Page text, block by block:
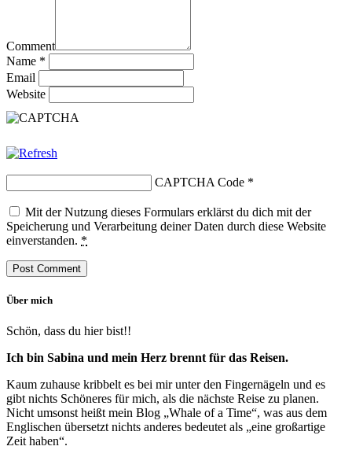
Comment
Name *
Email
Website
CAPTCHA Code *
Mit der Nutzung dieses Formulars erklärst du dich mit der
Speicherung und Verarbeitung deiner Daten durch diese Website
einverstanden. *
Über mich
Schön, dass du hier bist!!
Ich bin Sabina und mein Herz brennt für das Reisen.
Kaum zuhause kribbelt es bei mir unter den Fingernägeln und es
gibt nichts Schöneres für mich, als die nächste Reise zu planen.
Nicht umsonst heißt mein Blog „Whale of a Time“, was aus dem
Englischen übersetzt nichts anderes bedeutet als „eine großartige
Zeit haben“.